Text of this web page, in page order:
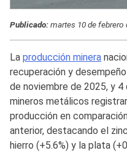
Publicado:martes 10 de febrero
La producción minera
recuperación y
de noviembre de 2025, y
mineros metálicos
producción en
anterior, destacando el
hierro (+5.6%) y la plata